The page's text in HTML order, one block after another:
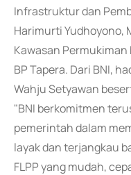
Infrastruktur dan
Harimurti Yudhoyono,
Kawasan
BP Tapera. Dari BNI,
Wahju Setyawan
"BNI berkomitmen
pemerintah dalam
layak dan terjangkau
FLPP yang mudah,